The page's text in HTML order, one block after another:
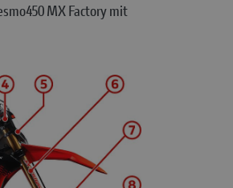
MX Factory mit